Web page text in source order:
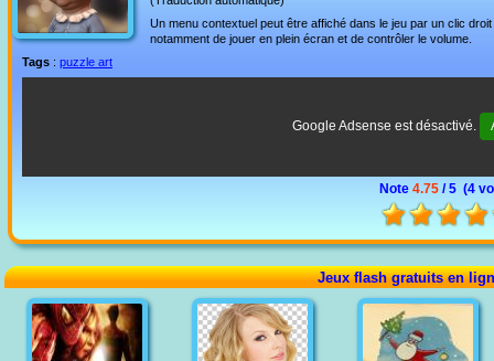
Un menu contextuel peut être affiché dans le jeu par un clic
notamment de jouer en plein écran et de contrôler le volume.
Tags : puzzle art
Google Adsense est désactivé.
Note 4.75 / 5 (4
Jeux flash gratuits en